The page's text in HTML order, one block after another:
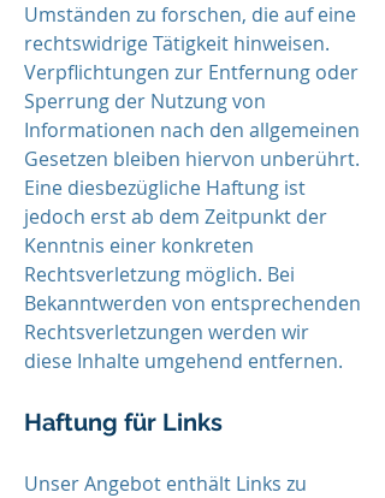
Umständen zu forschen, die auf eine
rechtswidrige Tätigkeit hinweisen.
Verpflichtungen zur Entfernung oder
Sperrung der Nutzung von
Informationen nach den allgemeinen
Gesetzen bleiben hiervon unberührt.
Eine diesbezügliche Haftung ist
jedoch erst ab dem Zeitpunkt der
Kenntnis einer konkreten
Rechtsverletzung möglich. Bei
Bekanntwerden von entsprechenden
Rechtsverletzungen werden wir
diese Inhalte umgehend entfernen.
Haftung für Links
Unser Angebot enthält Links zu